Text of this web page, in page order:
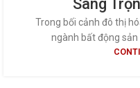
Sang
Trong bối cảnh đô thị
ngành bất động sản